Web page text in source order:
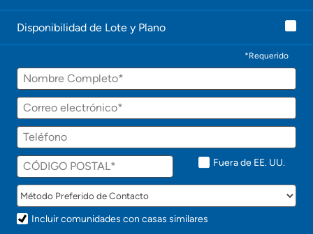
Disponibilidad de Lote y Plano
*Requerido
Fuera de EE. UU.
Incluir comunidades con casas similares